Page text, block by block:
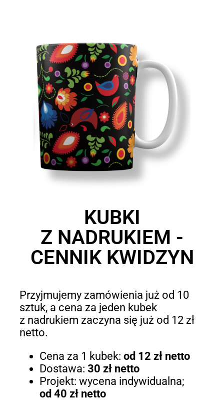
KUBKI
Z NADRUKIEM -
CENNIK KWIDZYN
Przyjmujemy zamówienia już od 10
sztuk, a cena za jeden kubek
z nadrukiem zaczyna się już od 12 zł
netto.
Cena za 1 kubek: od 12 zł netto
Dostawa: 30 zł netto
Projekt: wycena indywidualna;
od 40 zł netto